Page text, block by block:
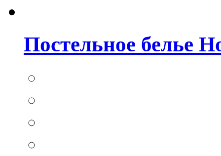
Постельное белье